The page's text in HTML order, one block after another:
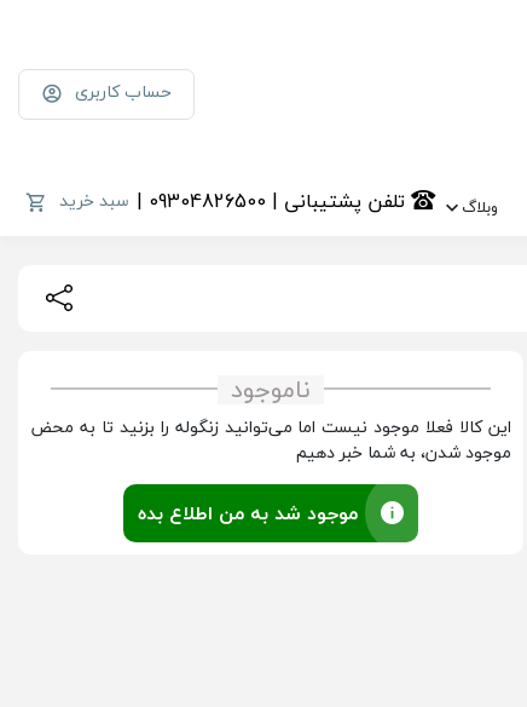
حساب کاربری
وبلاگ سبد خرید تلفن پشتیبانی | 09304826500 |
ناموجود
این کالا فعلا موجود نیست اما می‌توانید زنگوله را بزنید تا به محض
موجود شدن، به شما خبر دهیم
موجود شد به من اطلاع بده